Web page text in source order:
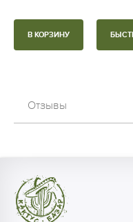
В КОРЗИНУ
Отзывы